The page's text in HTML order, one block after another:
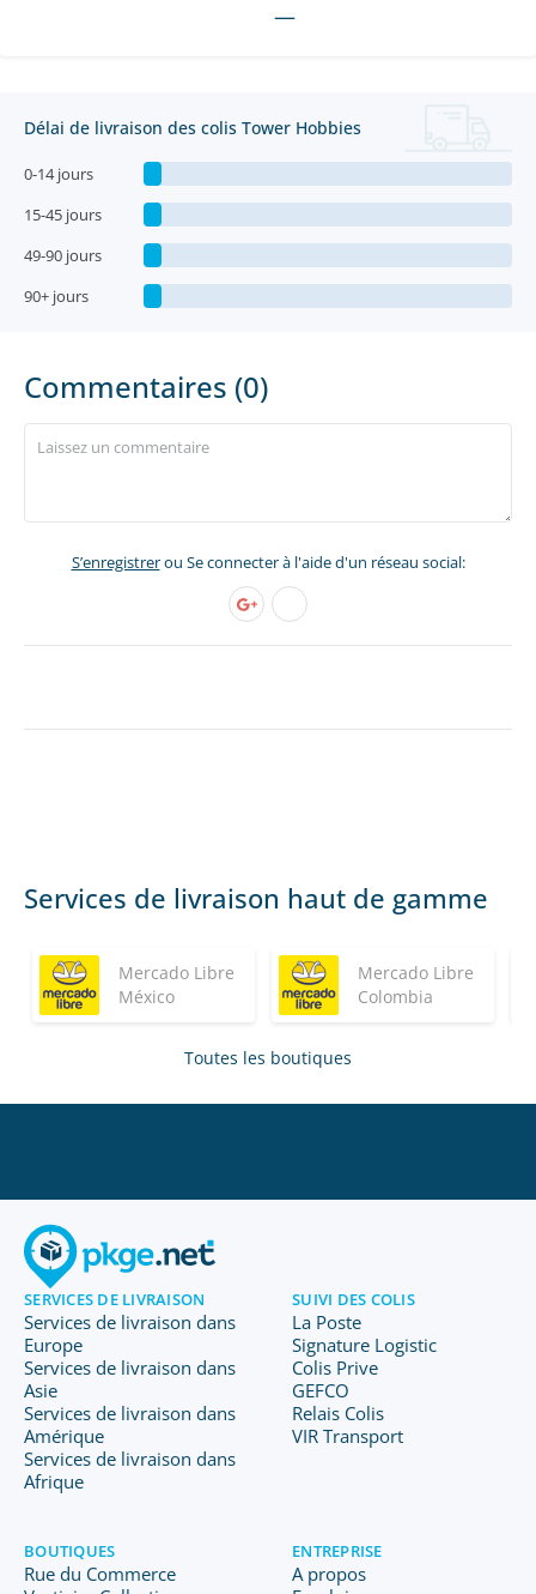
—
Délai de livraison des colis Tower Hobbies
0-14 jours
15-45 jours
49-90 jours
90+ jours
Commentaires (0)
S’enregistrerou Se connecter à l'aide d'un réseau social:
Services de livraison haut de gamme
Mercado Libre
México
Mercado Libre
Colombia
Toutes les boutiques
SERVICES DE LIVRAISON
Services de livraison dans
Europe
Services de livraison dans
Asie
Services de livraison dans
Amérique
Services de livraison dans
Afrique
SUIVI DES COLIS
La Poste
Signature Logistic
Colis Prive
GEFCO
Relais Colis
VIR Transport
BOUTIQUES
Rue du Commerce
ENTREPRISE
A propos